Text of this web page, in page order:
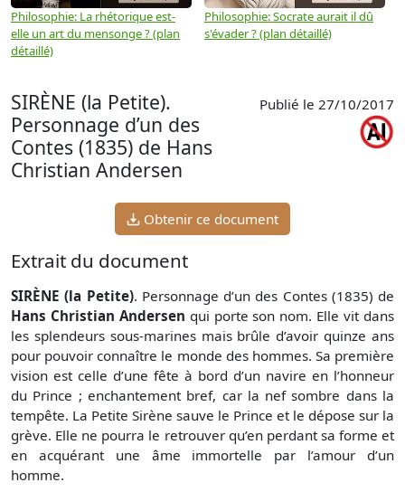
Philosophie: La rhétorique est-
elle un art du mensonge ? (plan
détaillé)
Philosophie: Socrate aurait il dû
s'évader ? (plan détaillé)
SIRÈNE (la Petite).
Personnage d’un des
Contes (1835) de Hans
Christian Andersen
Publié le 27/10/2017
Obtenir ce document
Extrait du document
SIRÈNE (la Petite). Personnage d’un des Contes (1835) de
Hans Christian Andersen qui porte son nom. Elle vit dans
les splendeurs sous-marines mais brûle d’avoir quinze ans
pour pouvoir connaître le monde des hommes. Sa première
vision est celle d’une fête à bord d’un navire en l’honneur
du Prince ; enchantement bref, car la nef sombre dans la
tempête. La Petite Sirène sauve le Prince et le dépose sur la
grève. Elle ne pourra le retrouver qu’en perdant sa forme et
en acquérant une âme immortelle par l’amour d’un
homme.